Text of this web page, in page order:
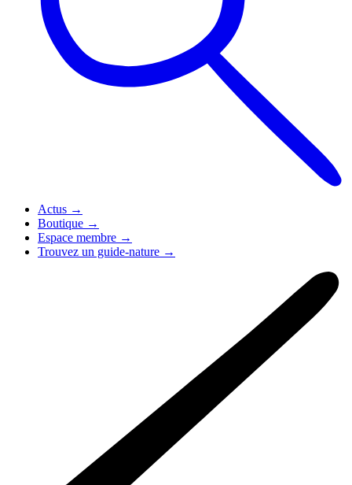
Actus →
Boutique →
Espace membre →
Trouvez un guide-nature →